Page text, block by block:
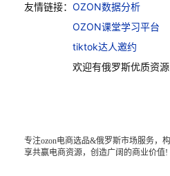
友情链接： OZON数据分析
OZON课堂学习平台
tiktok达人邀约
欢迎有俄罗斯优质资
专注ozon电商选品&俄罗斯市场服务，
享共赢电商资源，创造广阔的商业价值!